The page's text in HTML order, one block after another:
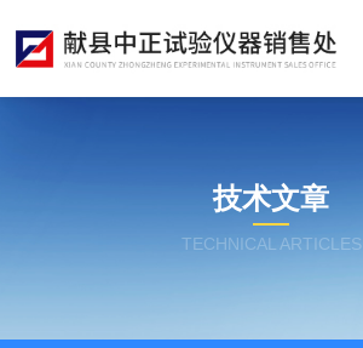
技术文章
TECHNICAL ARTICLES